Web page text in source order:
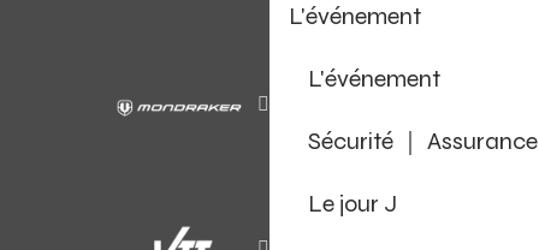
L'événement
L'événement
Sécurité ｜ Assurance
Le jour J